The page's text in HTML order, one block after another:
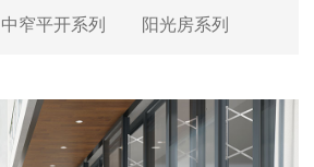
中窄平开系列 阳光房系列